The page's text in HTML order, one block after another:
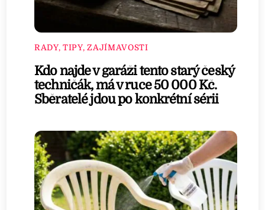
RADY, TIPY, ZAJÍMAVOSTI
Kdo najde v garáži tento starý český
techničák, má v ruce 50 000 Kč.
Sběratelé jdou po konkrétní sérii